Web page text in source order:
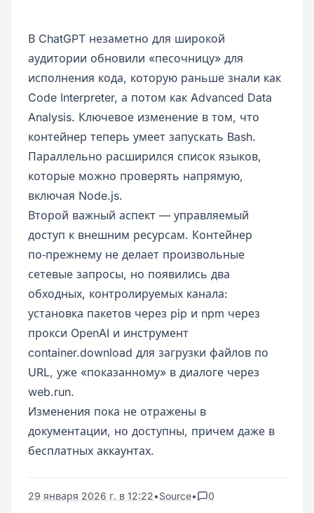
В ChatGPT незаметно для широкой
аудитории обновили «песочницу» для
исполнения кода, которую раньше знали как
Code Interpreter, а потом как Advanced Data
Analysis. Ключевое изменение в том, что
контейнер теперь умеет запускать Bash.
Параллельно расширился список языков,
которые можно проверять напрямую,
включая Node.js.
Второй важный аспект — управляемый
доступ к внешним ресурсам. Контейнер
по‑прежнему не делает произвольные
сетевые запросы, но появились два
обходных, контролируемых канала:
установка пакетов через pip и npm через
прокси OpenAI и инструмент
container.download для загрузки файлов по
URL, уже «показанному» в диалоге через
web.run.
Изменения пока не отражены в
документации, но доступны, причем даже в
бесплатных аккаунтах.
29 января 2026 г. в 12:22•Source• 0